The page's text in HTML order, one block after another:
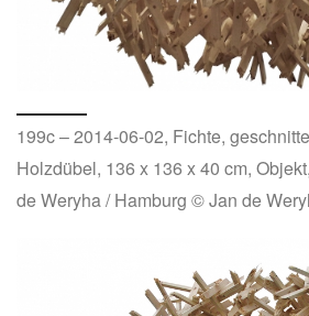
199c – 2014-06-02, Fichte,
Holzdübel, 136 x 136 x 40 cm,
de Weryha / Hamburg © Jan de